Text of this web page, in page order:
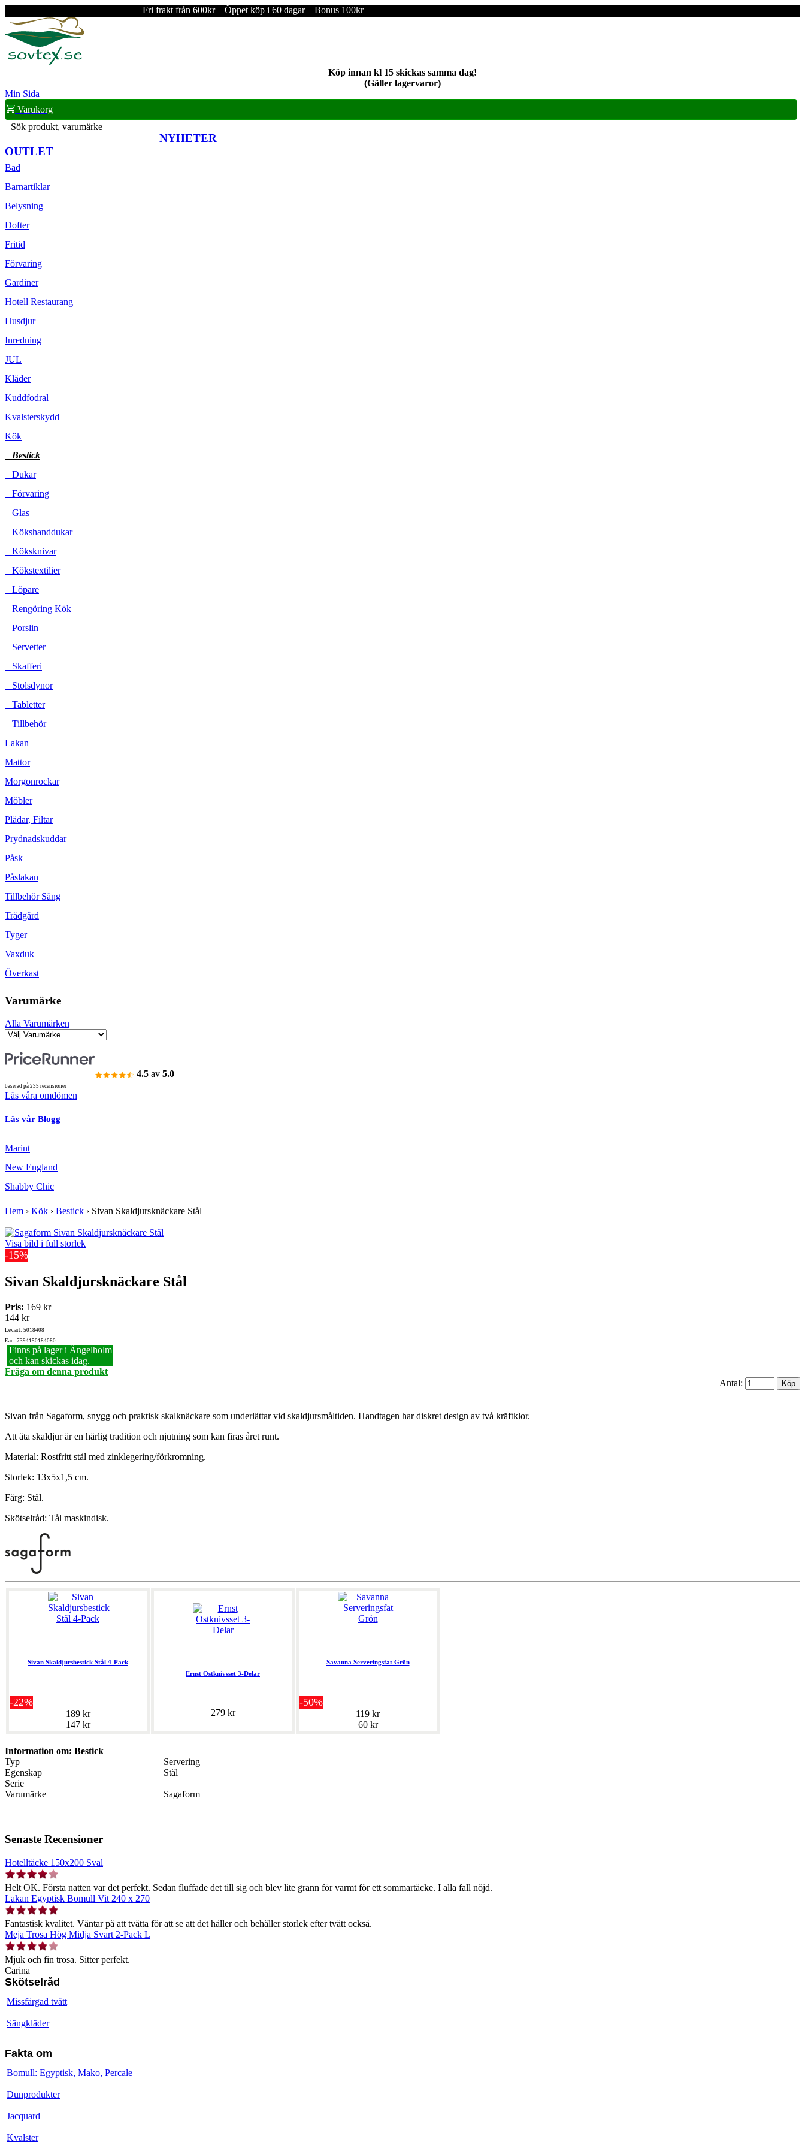
Fri frakt från 600kr Öppet köp i 60 dagar Bonus 100kr
Köp innan kl 15 skickas samma dag!
(Gäller lagervaror)
Min Sida
Varukorg
Sök produkt, varumärke
NYHETER
OUTLET
Bad
Barnartiklar
Belysning
Dofter
Fritid
Förvaring
Gardiner
Hotell Restaurang
Husdjur
Inredning
JUL
Kläder
Kuddfodral
Kvalsterskydd
Kök
Bestick
Dukar
Förvaring
Glas
Kökshanddukar
Köksknivar
Kökstextilier
Löpare
Rengöring Kök
Porslin
Servetter
Skafferi
Stolsdynor
Tabletter
Tillbehör
Lakan
Mattor
Morgonrockar
Möbler
Plädar, Filtar
Prydnadskuddar
Påsk
Påslakan
Tillbehör Säng
Trädgård
Tyger
Vaxduk
Överkast
Varumärke
Alla Varumärken
4.5 av 5.0
baserad på 235 recensioner
Läs våra omdömen
Läs vår Blogg
Marint
New England
Shabby Chic
Hem › Kök › Bestick › Sivan Skaldjursknäckare Stål
Visa bild i full storlek
-15%
Sivan Skaldjursknäckare Stål
Pris: 169 kr
144 kr
Lev.art: 5018408
Ean: 7394150184080
Finns på lager i Ängelholm
och kan skickas idag.
Fråga om denna produkt
Antal:
Sivan från Sagaform, snygg och praktisk skalknäckare som underlättar vid skaldjursmåltiden. Handtagen har diskret design av två kräftklor.
Att äta skaldjur är en härlig tradition och njutning som kan firas året runt.
Material: Rostfritt stål med zinklegering/förkromning.
Storlek: 13x5x1,5 cm.
Färg: Stål.
Skötselråd: Tål maskindisk.
Sivan Skaldjursbestick Stål 4-Pack
-22%
189 kr
147 kr
Ernst Ostknivsset 3-Delar
279 kr
Savanna Serveringsfat Grön
-50%
119 kr
60 kr
Information om: Bestick
Typ
Servering
Egenskap
Stål
Serie
Varumärke
Sagaform
Senaste Recensioner
Hotelltäcke 150x200 Sval
Helt OK. Första natten var det perfekt. Sedan fluffade det till sig och blev lite grann för varmt för ett sommartäcke. I alla fall nöjd.
Lakan Egyptisk Bomull Vit 240 x 270
Fantastisk kvalitet. Väntar på att tvätta för att se att det håller och behåller storlek efter tvätt också.
Meja Trosa Hög Midja Svart 2-Pack L
Mjuk och fin trosa. Sitter perfekt.
Carina
Skötselråd
Missfärgad tvätt
Sängkläder
Fakta om
Bomull: Egyptisk, Mako, Percale
Dunprodukter
Jacquard
Kvalster